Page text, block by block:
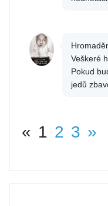
Veškeré
Pokud
jedů
« 1 2 3 »